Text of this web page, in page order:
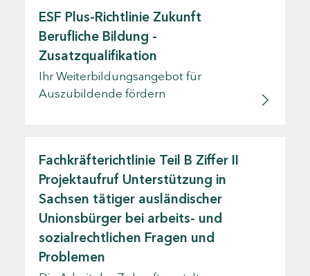
ESF Plus-Richtlinie Zukunft
Berufliche Bildung -
Zusatzqualifikation
Ihr Weiterbildungsangebot für
Auszubildende fördern
Fachkräfterichtlinie Teil B Ziffer II
Projektaufruf Unterstützung in
Sachsen tätiger ausländischer
Unionsbürger bei arbeits- und
sozialrechtlichen Fragen und
Problemen